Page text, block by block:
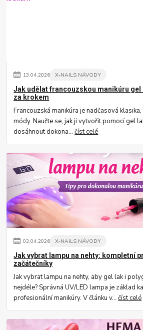
13.04.2026 X-NAILS NÁVODY
Jak udělat francouzskou manikúru
za krokem
Francouzská manikúra je nadčasová
módy. Naučte se, jak ji vytvořit pomocí gel
dosáhnout dokona...číst celé
03.04.2026 X-NAILS NÁVODY
Jak vybrat lampu na nehty: kompletní
začátečníky
Jak vybrat lampu na nehty, aby gel lak i
nejdéle? Správná UV/LED lampa je základ
profesionální manikúry. V článku v...číst celé